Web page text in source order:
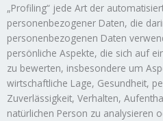
„Profiling“ jede Art der
personenbezogener Daten, die
personenbezogenen Daten
persönliche Aspekte, die sich auf
zu bewerten, insbesondere um
wirtschaftliche Lage, Gesundheit,
Zuverlässigkeit, Verhalten,
natürlichen Person zu analysieren